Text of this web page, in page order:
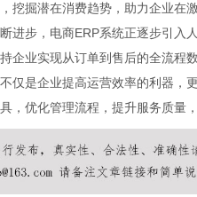
挖掘潜在消费趋势，助力企业在
进步，电商ERP系统正逐步引入
企业实现从订单到售后的全流程
仅是企业提高运营效率的利器，
，优化管理流程，提升服务质量